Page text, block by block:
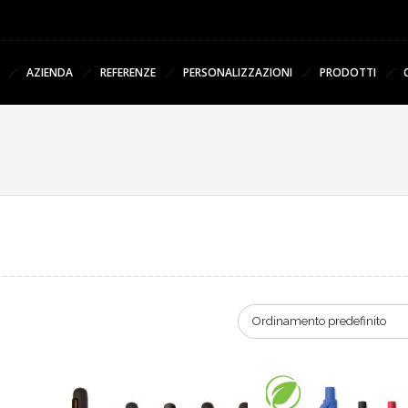
AZIENDA REFERENZE PERSONALIZZAZIONI PRODOTTI
Ordinamento predefinito